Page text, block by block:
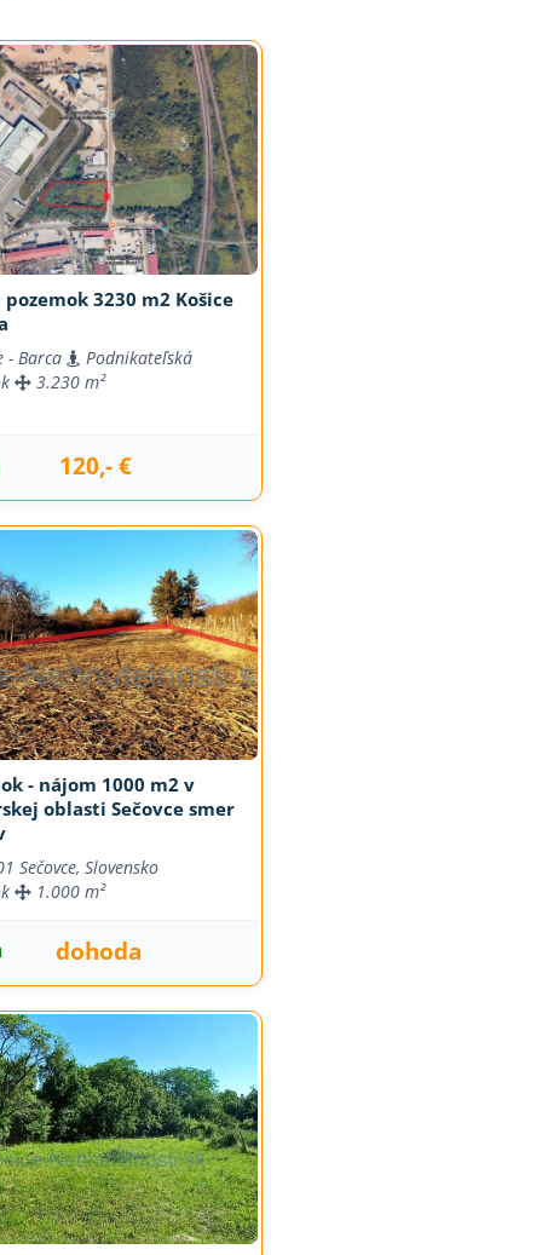
pozemok 3230 m2 Košice
- Barca
Podnikateľská
3.230 m²
120,- €
- nájom 1000 m2 v
oblasti Sečovce smer
Sečovce, Slovensko
1.000 m²
dohoda